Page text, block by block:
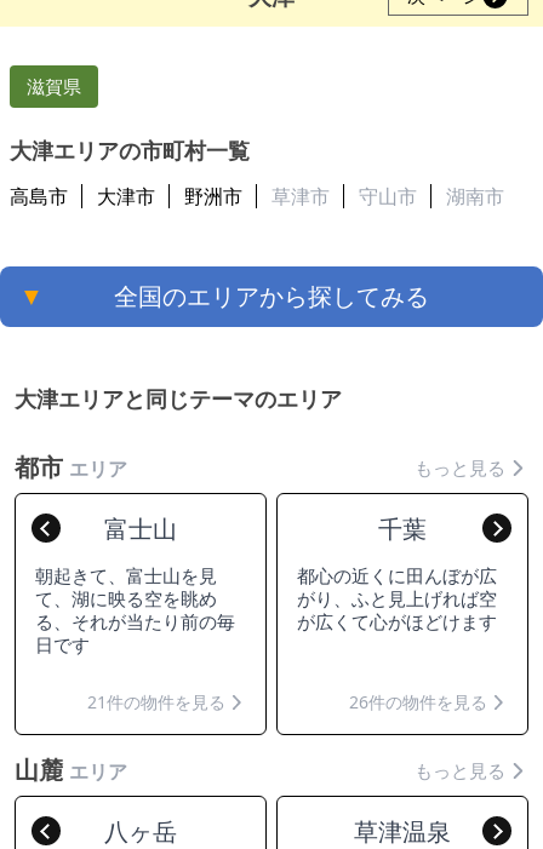
滋賀県
大津エリアの市町村一覧
高島市 大津市 野洲市 草津市 守山市 湖南市
▼ 全国のエリアから探してみる
大津エリアと同じテーマのエリア
都市 エリア もっと見る
Previous富士山
朝起きて、富士山を見
て、湖に映る空を眺め
る、それが当たり前の毎
日です
21件の物件を見る
千葉
都心の近くに田んぼが広
がり、ふと見上げれば空
が広くて心がほどけます
26件の物件を見る
山麓 エリア もっと見る
Previous八ヶ岳 草津温泉